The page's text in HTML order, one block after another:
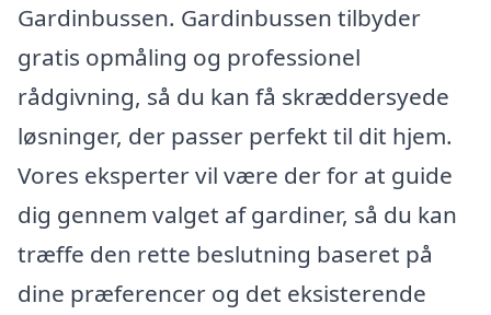
Gardinbussen. Gardinbussen tilbyder
gratis opmåling og professionel
rådgivning, så du kan få skræddersyede
løsninger, der passer perfekt til dit hjem.
Vores eksperter vil være der for at guide
dig gennem valget af gardiner, så du kan
træffe den rette beslutning baseret på
dine præferencer og det eksisterende